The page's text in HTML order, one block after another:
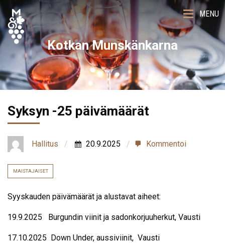
Kotkan Munskänkarna
MENU
Syksyn -25 päivämäärät
Hallitus 20.9.2025 Kommentoi
MAISTAJAISET
Syyskauden päivämäärät ja alustavat aiheet:
19.9.2025 Burgundin viinit ja sadonkorjuuherkut, Vausti
17.10.2025 Down Under, aussiviinit, Vausti